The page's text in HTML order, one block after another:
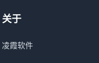
关于
凌霞软件